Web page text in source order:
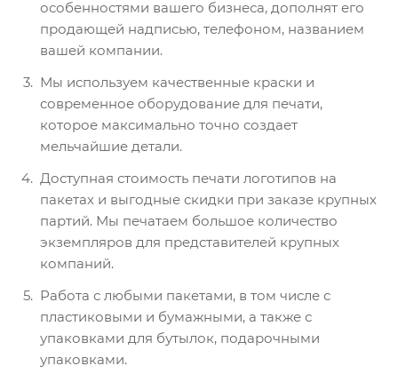
особенностями вашего бизнеса, дополнят его
продающей надписью, телефоном, названием
вашей компании.
Мы используем качественные краски и
современное оборудование для печати,
которое максимально точно создает
мельчайшие детали.
Доступная стоимость печати логотипов на
пакетах и выгодные скидки при заказе крупных
партий. Мы печатаем большое количество
экземпляров для представителей крупных
компаний.
Работа с любыми пакетами, в том числе с
пластиковыми и бумажными, а также с
упаковками для бутылок, подарочными
упаковками.